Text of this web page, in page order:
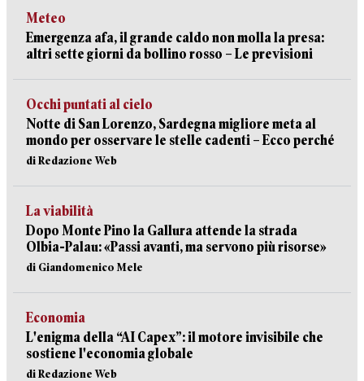
Meteo
Emergenza afa, il grande caldo non molla la presa:
altri sette giorni da bollino rosso – Le previsioni
Occhi puntati al cielo
Notte di San Lorenzo, Sardegna migliore meta al
mondo per osservare le stelle cadenti – Ecco perché
di Redazione Web
La viabilità
Dopo Monte Pino la Gallura attende la strada
Olbia-Palau: «Passi avanti, ma servono più risorse»
di Giandomenico Mele
Economia
L'enigma della “AI Capex”: il motore invisibile che
sostiene l'economia globale
di Redazione Web